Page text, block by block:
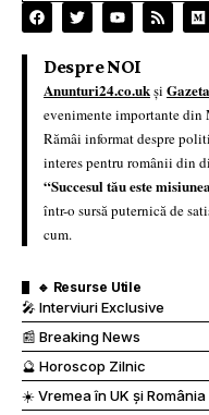
Despre NOI
Anunturi24.co.ukși
evenimente importante
Rămâi informat despre
interes pentru românii din
“Succesul tău este
într-o sursă puternică de
cum.
🔹 Resurse Utile
🎤 Interviuri Exclusive
📰 Breaking News
🔮 Horoscop Zilnic
☀️ Vremea în UK și România